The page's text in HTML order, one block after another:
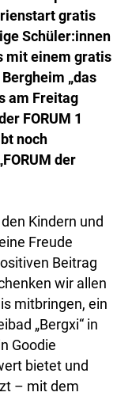
gratis
Schüler:innen
mit einem gratis
„das
am Freitag
FORUM 1
noch
der
Kindern und
Freude
Beitrag
wir allen
mitbringen, ein
„Bergxi“ in
Goodie
bietet und
– mit dem